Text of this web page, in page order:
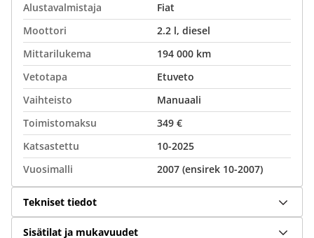
Alustavalmistaja
Fiat
Moottori
2.2 l, diesel
Mittarilukema
194 000 km
Vetotapa
Etuveto
Vaihteisto
Manuaali
Toimistomaksu
349 €
Katsastettu
10-2025
Vuosimalli
2007 (ensirek 10-2007)
Tekniset tiedot
Sisätilat ja mukavuudet